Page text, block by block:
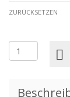
ZURÜCKSETZEN
F892
KETTE